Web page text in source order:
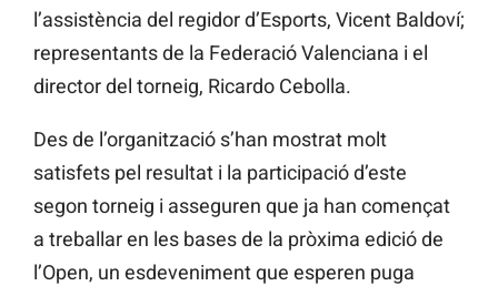
l’assistència del regidor d’Esports, Vicent Baldoví;
representants de la Federació Valenciana i el
director del torneig, Ricardo Cebolla.
Des de l’organització s’han mostrat molt
satisfets pel resultat i la participació d’este
segon torneig i asseguren que ja han començat
a treballar en les bases de la pròxima edició de
l’Open, un esdeveniment que esperen puga